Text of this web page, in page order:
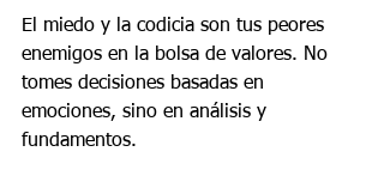
El miedo y la codicia son tus peores
enemigos en la bolsa de valores. No
tomes decisiones basadas en
emociones, sino en análisis y
fundamentos.